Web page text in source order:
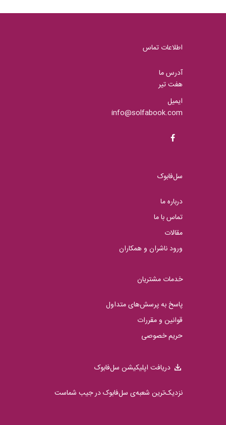
اطلاعات تماس
آدرس ما
هفت تیر
ایمیل
info@solfabook.com
سل‌فابوک
درباره ما
تماس با ما
مقالات
ورود ناشران و همکاران
خدمات مشتریان
پاسخ به پرسش‌های متداول
قوانین و مقررات
حریم خصوصی
دریافت اپلیکیشن سل‌فابوک
نزدیک‌ترین شعبه‌ی سل‌فابوک در جیب شماست